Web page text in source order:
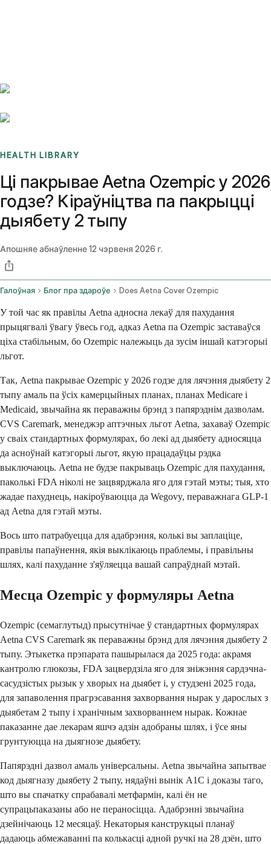
HEALTH LIBRARY
Ці пакрывае Aetna Ozempic у 2026
годзе? Кіраўніцтва па пакрыцці
дыябету 2 тыпу
Апошняе абнаўленне12 чэрвеня 2026 г.
Галоўная Блог пра здароўе Does Aetna Cover Ozempic
У той час як правілы Aetna адносна лекаў для пахудання
прыцягвалі ўвагу ўвесь год, адказ Aetna па Ozempic заставаўся
ціха стабільным, бо Ozempic належыць да зусім іншай катэгорыі
льгот.
Так, Aetna пакрывае Ozempic у 2026 годзе для лячэння дыябету 2
тыпу амаль па ўсіх камерцыйных планах, планах Medicare і
Medicaid, звычайна як пераважны брэнд з папярэднім дазволам.
CVS Caremark, менеджэр аптэчных льгот Aetna, захаваў Ozempic
у сваіх стандартных формулярах, бо лекі ад дыябету адносяцца
да асноўнай катэгорыі льгот, якую працадаўцы рэдка
выключаюць. Aetna не будзе пакрываць Ozempic для пахудання,
паколькі FDA ніколі не зацвярджала яго для гэтай мэты; тыя, хто
жадае пахуднець, накіроўваюцца да Wegovy, пераважнага GLP-1
ад Aetna для гэтай мэты.
Вось што патрабуецца для адабрэння, колькі вы заплаціце,
правілы папаўнення, якія выклікаюць праблемы, і правільны
шлях, калі пахуданне з'яўляецца вашай сапраўднай мэтай.
Месца Ozempic у формуляры Aetna
Ozempic (семаглутыд) прысутнічае ў стандартных формулярах
Aetna CVS Caremark як пераважны брэнд для лячэння дыябету 2
тыпу. Этыкетка прэпарата пашырылася да 2025 года: акрамя
кантролю глюкозы, FDA зацвердзіла яго для зніжэння сардэчна-
сасудзістых рызык у хворых на дыябет і, у студзені 2025 года,
для запаволення прагрэсавання захворвання нырак у дарослых з
дыябетам 2 тыпу і хранічным захворваннем нырак. Кожнае
паказанне дае лекарам яшчэ адзін адобраны шлях, і ўсе яны
грунтуюцца на дыягнозе дыябету.
Папярэдні дазвол амаль універсальны. Aetna звычайна запытвае
код дыягназу дыябету 2 тыпу, нядаўні вынік A1C і доказы таго,
што вы спачатку спрабавалі метфармін, калі ён не
супрацьпаказаны або не пераносіцца. Адабрэнні звычайна
дзейнічаюць 12 месяцаў. Некаторыя канструкцыі планаў
дадаюць абмежаванні па колькасці адной ручкі на 28 дзён, што